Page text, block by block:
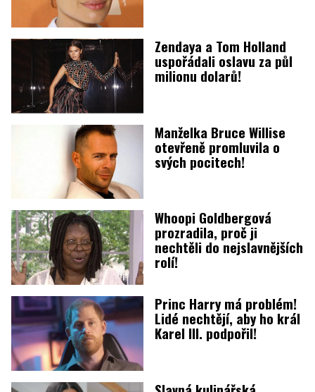
Zendaya a Tom Holland
uspořádali oslavu za půl
milionu dolarů!
Manželka Bruce Willise
otevřeně promluvila o
svých pocitech!
Whoopi Goldbergová
prozradila, proč ji
nechtěli do nejslavnějších
rolí!
Princ Harry má problém!
Lidé nechtějí, aby ho král
Karel III. podpořil!